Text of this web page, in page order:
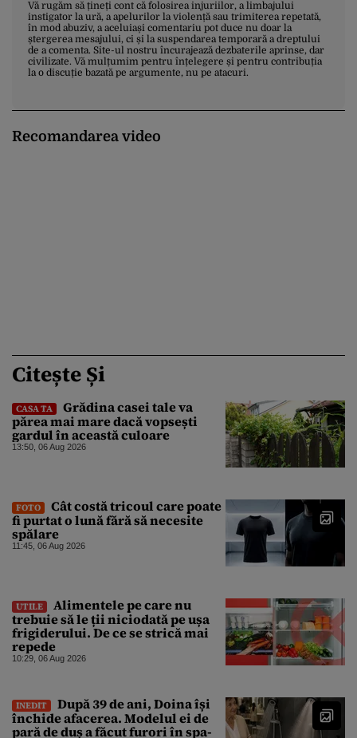
Vă rugăm să țineți cont că folosirea injuriilor, a limbajului
instigator la ură, a apelurilor la violență sau trimiterea repetată,
în mod abuziv, a aceluiași comentariu pot duce nu doar la
ștergerea mesajului, ci și la suspendarea temporară a dreptului
de a comenta. Site-ul nostru încurajează dezbaterile aprinse, dar
civilizate. Vă mulțumim pentru înțelegere și pentru contribuția
la o discuție bazată pe argumente, nu pe atacuri.
Recomandarea video
Citește Și
CASA TA
Grădina casei tale va
părea mai mare dacă vopsești
gardul în această culoare
13:50, 06 Aug 2026
FOTO
Cât costă tricoul care poate
fi purtat o lună fără să necesite
spălare
11:45, 06 Aug 2026
UTILE
Alimentele pe care nu
trebuie să le ții niciodată pe ușa
frigiderului. De ce se strică mai
repede
10:29, 06 Aug 2026
INEDIT
După 39 de ani, Doina își
închide afacerea. Modelul ei de
pară de duș a făcut furori în spa-